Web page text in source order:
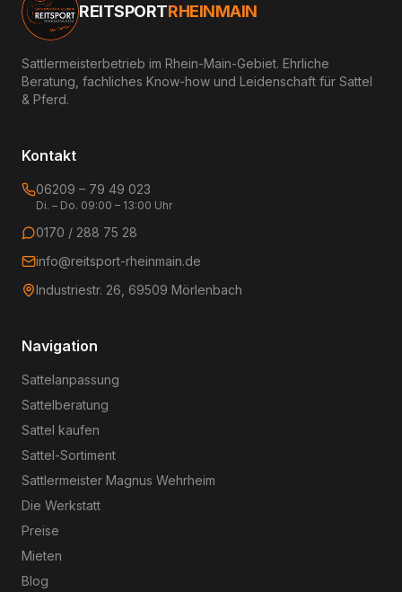
REITSPORTRHEINMAIN
Sattlermeisterbetrieb im Rhein-Main-Gebiet. Ehrliche
Beratung, fachliches Know-how und Leidenschaft für Sattel
& Pferd.
Kontakt
06209 – 79 49 023
Di. – Do. 09:00 – 13:00 Uhr
0170 / 288 75 28
info@reitsport-rheinmain.de
Industriestr. 26, 69509 Mörlenbach
Navigation
Sattelanpassung
Sattelberatung
Sattel kaufen
Sattel-Sortiment
Sattlermeister Magnus Wehrheim
Die Werkstatt
Preise
Mieten
Blog